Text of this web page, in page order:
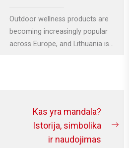
Outdoor wellness products are
becoming increasingly popular
across Europe, and Lithuania is
Kas yra mandala?
Istorija, simbolika
ir naudojimas